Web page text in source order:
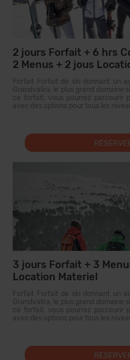
2 jours Forfait + 6 hrs
2 Menus + 2 jous
Forfait Forfait de ski donnant un
Grandvalira, le plus grand domaine
ce forfait, vous pourrez parcourir
avec des options pour tous les
3 jours Forfait + 3
Location Materiel
Forfait Forfait de ski donnant un
Grandvalira, le plus grand domaine
ce forfait, vous pourrez parcourir
avec des options pour tous les